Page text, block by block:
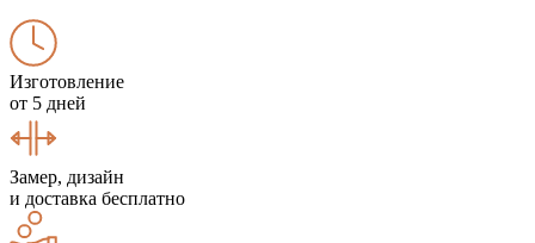
Изготовление
от 5 дней
Замер, дизайн
и доставка бесплатно